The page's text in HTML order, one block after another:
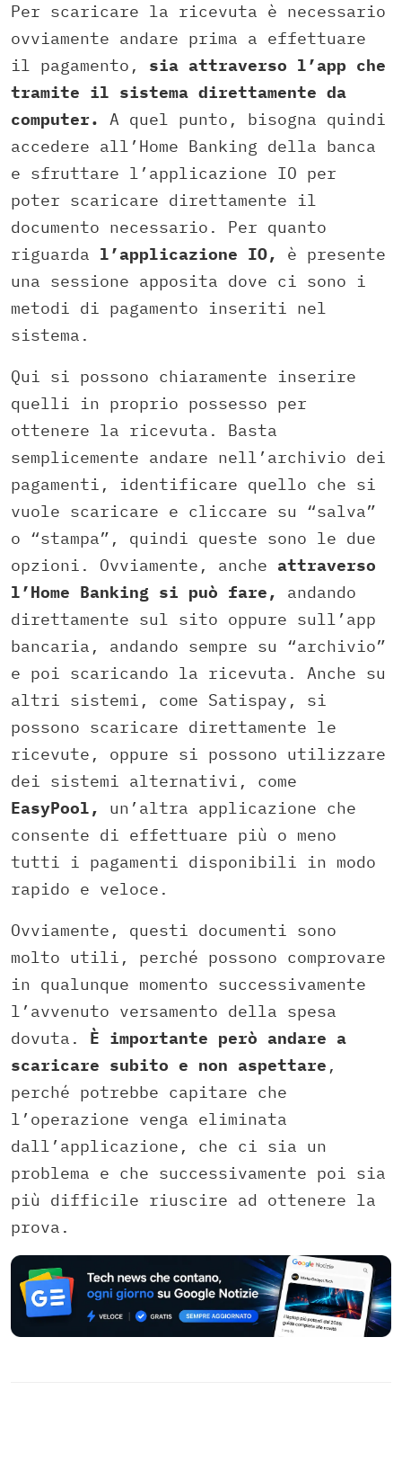
Per scaricare la ricevuta è necessario
ovviamente andare prima a effettuare
il pagamento, sia attraverso l’app che
tramite il sistema direttamente da
computer.
A quel punto, bisogna quindi
accedere all’Home Banking della banca
e sfruttare l’applicazione IO per
poter scaricare direttamente il
documento necessario. Per quanto
riguarda l’applicazione IO,
è presente
una sessione apposita dove ci sono i
metodi di pagamento inseriti nel
sistema.
Qui si possono chiaramente inserire
quelli in proprio possesso per
ottenere la ricevuta. Basta
semplicemente andare nell’archivio dei
pagamenti, identificare quello che si
vuole scaricare e cliccare su “salva”
o “stampa”, quindi queste sono le due
opzioni. Ovviamente, anche attraverso
l’Home Banking si può fare,
andando
direttamente sul sito oppure sull’app
bancaria, andando sempre su “archivio”
e poi scaricando la ricevuta. Anche su
altri sistemi, come Satispay, si
possono scaricare direttamente le
ricevute, oppure si possono utilizzare
dei sistemi alternativi, come
EasyPool,
un’altra applicazione che
consente di effettuare più o meno
tutti i pagamenti disponibili in modo
rapido e veloce.
Ovviamente, questi documenti sono
molto utili, perché possono comprovare
in qualunque momento successivamente
l’avvenuto versamento della spesa
dovuta. È importante però andare a
scaricare subito e non aspettare ,
perché potrebbe capitare che
l’operazione venga eliminata
dall’applicazione, che ci sia un
problema e che successivamente poi sia
più difficile riuscire ad ottenere la
prova.